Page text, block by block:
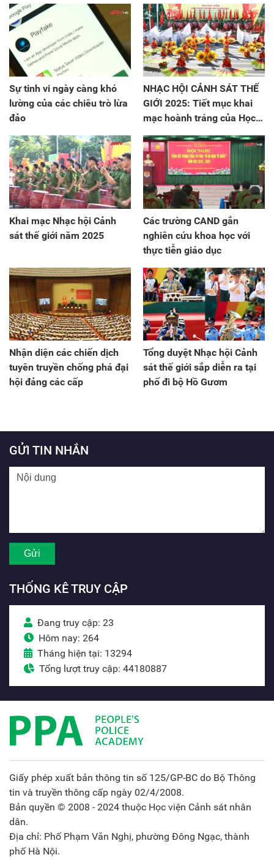
Sự tinh vi ngày càng khó
lường của các chiêu trò lừa
đảo
NHẠC HỘI CẢNH SÁT THẾ
GIỚI 2025: Tiết mục khai
mạc hoành tráng của Học
viện Cảnh sát nhân dân
Việt Nam
Khai mạc Nhạc hội Cảnh
sát thế giới năm 2025
Các trường CAND gắn
nghiên cứu khoa học với
thực tiễn giáo dục
Nhận diện các chiến dịch
tuyên truyền chống phá đại
hội đảng các cấp
Tổng duyệt Nhạc hội Cảnh
sát thế giới sắp diễn ra tại
phố đi bộ Hồ Gươm
GỬI TIN NHẮN
THỐNG KÊ TRUY CẬP
Đang truy cập: 23
Hôm nay: 264
Tháng hiện tại: 13294
Tổng lượt truy cập: 44180887
Giấy phép xuất bản thông tin số 125/GP-BC do Bộ Thông
tin và truyền thông cấp ngày 02/4/2008.
Bản quyền © 2008 - 2024 thuộc Học viện Cảnh sát nhân
dân.
Địa chỉ: Phố Phạm Văn Nghị, phường Đông Ngạc, thành
phố Hà Nội.